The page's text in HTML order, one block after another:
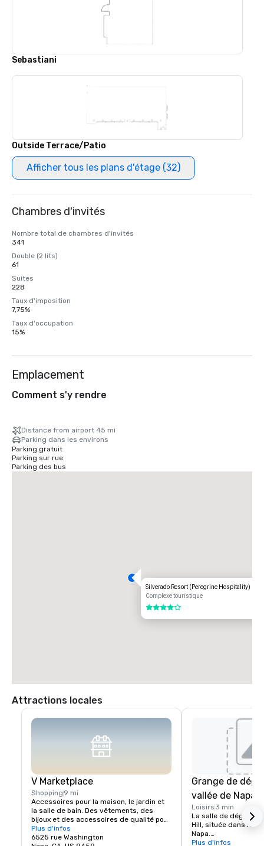
Sebastiani
Outside Terrace/Patio
Afficher tous les plans d'étage (32)
Chambres d'invités
Nombre total de chambres d'invités
341
Double (2 lits)
61
Suites
228
Taux d'imposition
7,75%
Taux d'occupation
15%
Emplacement
Comment s'y rendre
Distance from airport 45 mi
Parking dans les environs
Parking gratuit
Parking sur rue
Parking des bus
Silverado Resort (Peregrine Hospitality)
Complexe touristique
4 sur 5
Attractions locales
V Marketplace
Shopping 9 mi
Accessoires pour la maison, le jardin et
la salle de bain. Des vêtements, des
bijoux et des accessoires de qualité pour
tous les âges. Beaux-arts, gastronomie,
chocolats, vins et dégustation de vins.
Plus d'infos
6525 rue Washington
Grange de
vallée de Napa
Loisirs 3 min
La salle de
Hill, située dans les
Napa.
Rendez-nous visite
Plus d'infos